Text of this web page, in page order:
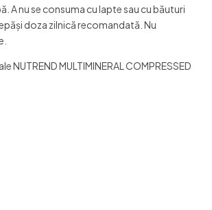
A nu se consuma cu lapte sau cu băuturi
doza zilnică recomandată. Nu
NUTREND MULTIMINERAL COMPRESSED